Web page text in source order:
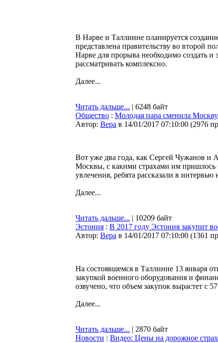
В Нарве и Таллинне планируется
представлена правительству во второй
Нарве для прорыва необходимо создать и
рассматривать комплексно.
Далее...
Читать дальше... | 6248 байт
Общество : Молодая пара сменила
Автор: Bepa в 14/01/2017 07:10:00 (2976
Вот уже два года, как Сергей Чужанов и
Москвы, с какими страхами им пришлось
увлечения, ребята рассказали в
Далее...
Читать дальше... | 10209 байт
Эстония : В 2017 году Эстония закупит
Автор: Bepa в 14/01/2017 07:10:00 (1361
На состоявшемся в Таллинне 13 января
закупкой военного оборудования и
озвучено, что объем закупок вырастет с
Далее...
Читать дальше... | 2870 байт
Новости : Видео: Цены на дорожное